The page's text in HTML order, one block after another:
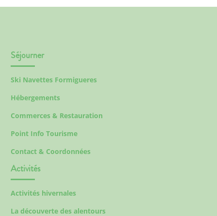
Séjourner
Ski Navettes Formigueres
Hébergements
Commerces & Restauration
Point Info Tourisme
Contact & Coordonnées
Activités
Activités hivernales
La découverte des alentours